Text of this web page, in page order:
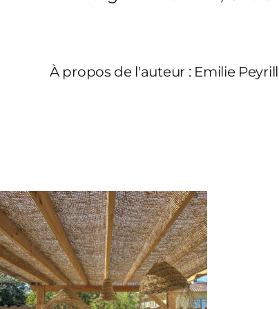
À propos de l'auteur : Emilie